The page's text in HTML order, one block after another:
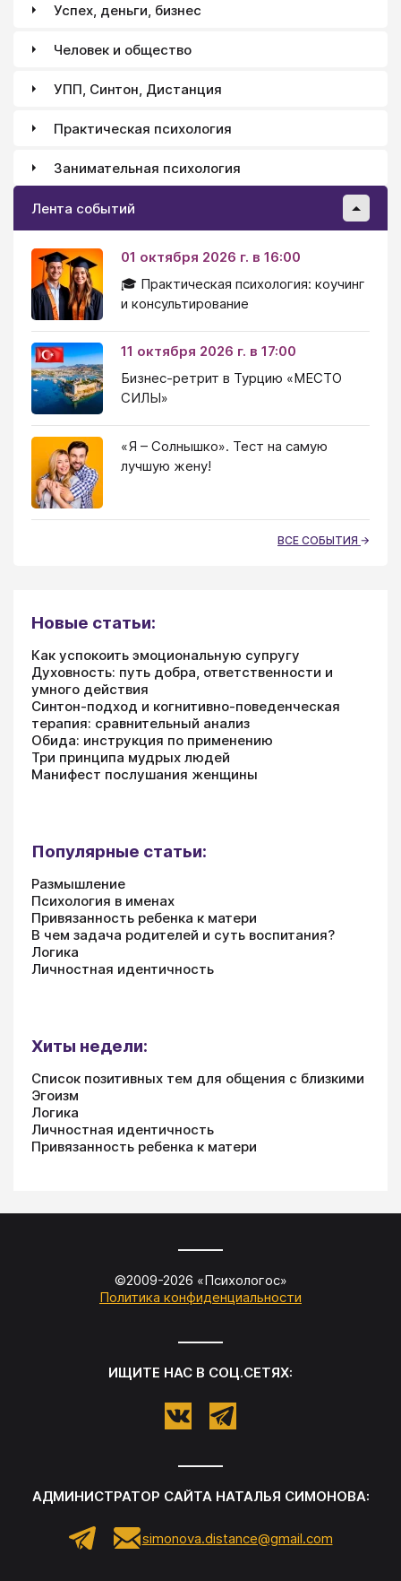
Успех, деньги, бизнес
Человек и общество
УПП, Синтон, Дистанция
Практическая психология
Занимательная психология
Лента событий
01 октября 2026 г. в 16:00
🎓 Практическая психология: коучинг
и консультирование
11 октября 2026 г. в 17:00
Бизнес-ретрит в Турцию «МЕСТО
СИЛЫ»
«Я – Солнышко». Тест на самую
лучшую жену!
ВСЕ СОБЫТИЯ
Новые статьи:
Как успокоить эмоциональную супругу
Духовность: путь добра, ответственности и
умного действия
Синтон-подход и когнитивно-поведенческая
терапия: сравнительный анализ
Обида: инструкция по применению
Три принципа мудрых людей
Манифест послушания женщины
Популярные статьи:
Размышление
Психология в именах
Привязанность ребенка к матери
В чем задача родителей и суть воспитания?
Логика
Личностная идентичность
Хиты недели:
Список позитивных тем для общения с близкими
Эгоизм
Логика
Личностная идентичность
Привязанность ребенка к матери
©2009-2026 «Психологос»
Политика конфиденциальности
ИЩИТЕ НАС В СОЦ.СЕТЯХ:
АДМИНИСТРАТОР САЙТА НАТАЛЬЯ СИМОНОВА:
simonova.distance@gmail.com